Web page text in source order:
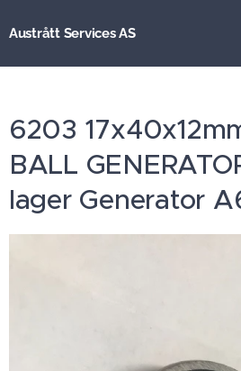
Austrått Services AS
6203
BALL
lager Generator